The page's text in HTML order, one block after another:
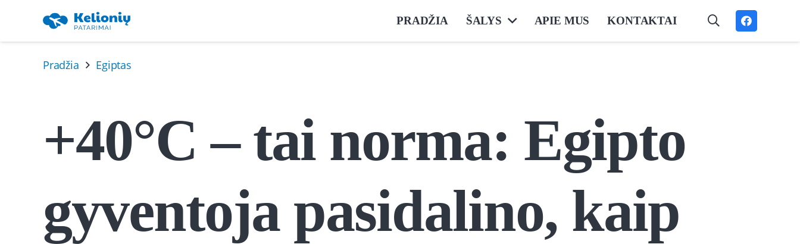
PRADŽIA ŠALYS APIE MUS KONTAKTAI
Pradžia Egiptas
+40°C – tai norma: Egipto
gyventoja pasidalino, kaip